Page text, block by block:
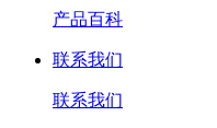
产品百科
联系我们
联系我们